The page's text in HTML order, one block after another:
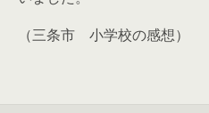
（三条市 小学校の感想）